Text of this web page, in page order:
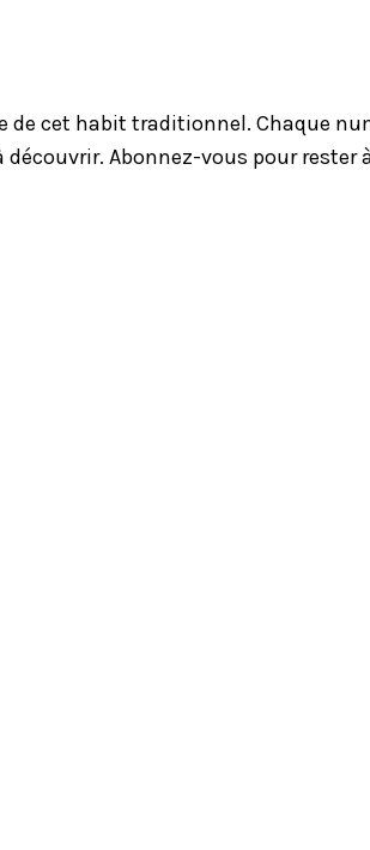
cet habit traditionnel. Chaque
Abonnez-vous pour rester